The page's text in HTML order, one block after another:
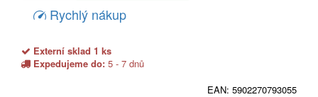
Rychlý nákup
Externí sklad 1 ks
Expedujeme do: 5 - 7 dnů
EAN: 5902270793055